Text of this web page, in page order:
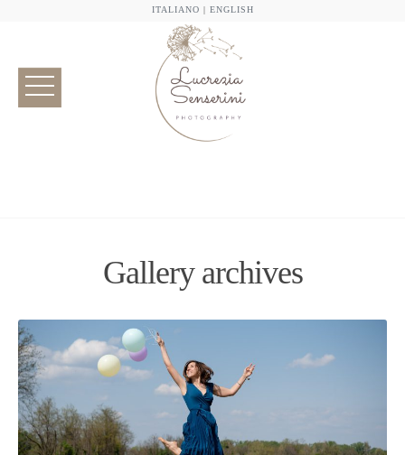
ITALIANO | ENGLISH
Gallery archives